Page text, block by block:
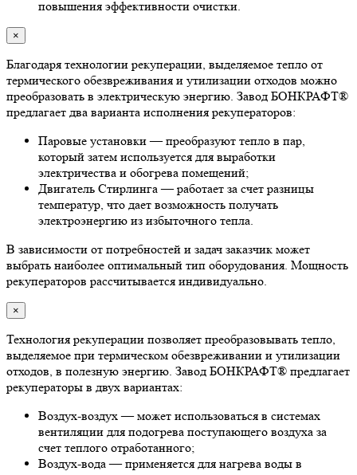
повышения эффективности очистки.
×
Благодаря технологии рекуперации, выделяемое тепло от
термического обезвреживания и утилизации отходов можно
преобразовать в электрическую энергию. Завод БОНКРАФТ®
предлагает два варианта исполнения рекуператоров:
Паровые установки — преобразуют тепло в пар,
который затем используется для выработки
электричества и обогрева помещений;
Двигатель Стирлинга — работает за счет разницы
температур, что дает возможность получать
электроэнергию из избыточного тепла.
В зависимости от потребностей и задач заказчик может
выбрать наиболее оптимальный тип оборудования. Мощность
рекуператоров рассчитывается индивидуально.
×
Технология рекуперации позволяет преобразовывать тепло,
выделяемое при термическом обезвреживании и утилизации
отходов, в полезную энергию. Завод БОНКРАФТ® предлагает
рекуператоры в двух вариантах:
Воздух-воздух — может использоваться в системах
вентиляции для подогрева поступающего воздуха за
счет теплого отработанного;
Воздух-вода — применяется для нагрева воды в